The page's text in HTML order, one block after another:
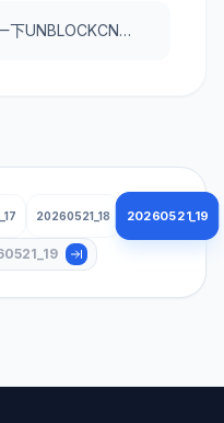
在国外怎么看国内视频 试了一下UNBLOCKCN，真好用。
20260521_18 20260521_19